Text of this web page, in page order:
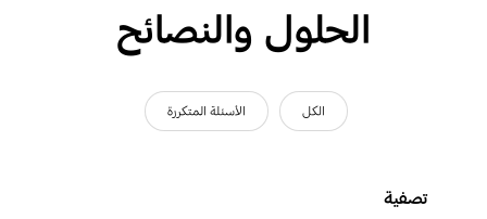
الحلول والنصائح
الكل الأسئلة المتكررة
تصفية